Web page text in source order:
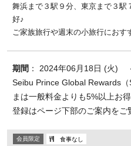
舞浜まで３駅９分、東京まで３駅
好♪
ご家族旅行や週末の小旅行におす
期間： 2024年06月18日 (火)
Seibu Prince Global Rewards
まは一般料金よりも5%以上お
登録はページ下部のご案内をご
会員限定 食事なし